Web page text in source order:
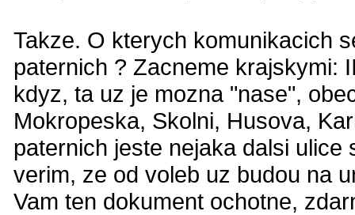
Takze. O kterych komunikacich
paternich ? Zacneme krajskymi:
kdyz, ta uz je mozna "nase",
Mokropeska, Skolni, Husova,
paternich jeste nejaka dalsi
verim, ze od voleb uz budou na
Vam ten dokument ochotne,